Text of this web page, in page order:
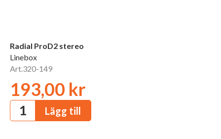
Radial ProD2 stereo
Linebox
Art.320-149
193,00 kr